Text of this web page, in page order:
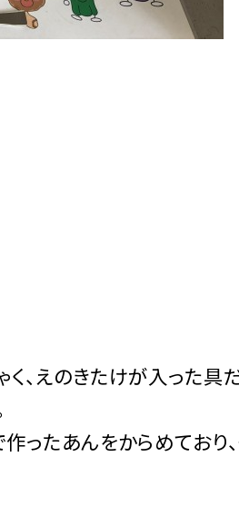
、えのきたけが入った具
ったあんをからめており